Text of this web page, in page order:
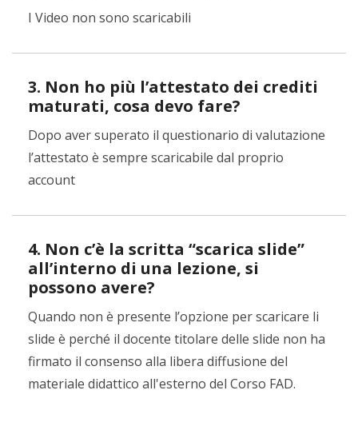
I Video non sono scaricabili
3. Non ho più l’attestato dei crediti
maturati, cosa devo fare?
Dopo aver superato il questionario di valutazione
l’attestato è sempre scaricabile dal proprio
account
4. Non c’è la scritta “scarica slide”
all’interno di una lezione, si
possono avere?
Quando non è presente l’opzione per scaricare li
slide è perché il docente titolare delle slide non ha
firmato il consenso alla libera diffusione del
materiale didattico all'esterno del Corso FAD.